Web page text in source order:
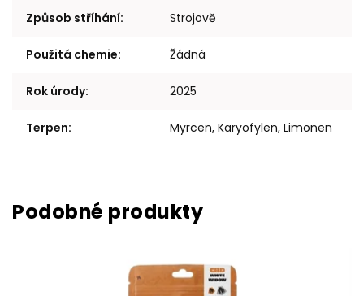
Způsob stříhání: Strojově
Použitá chemie: Žádná
Rok úrody: 2025
Terpen: Myrcen, Karyofylen, Limonen